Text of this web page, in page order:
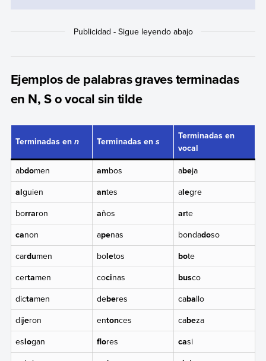
Ejemplos de palabras graves terminadas
en N, S o vocal sin tilde
Terminadas en n Terminadas en s
Terminadas en
vocal
abdomen ambos abeja
alguien antes alegre
borraron años arte
canon apenas bondadoso
cardumen boletos bote
certamen cocinas busco
dictamen deberes caballo
dijeron entonces cabeza
eslogan flores casi